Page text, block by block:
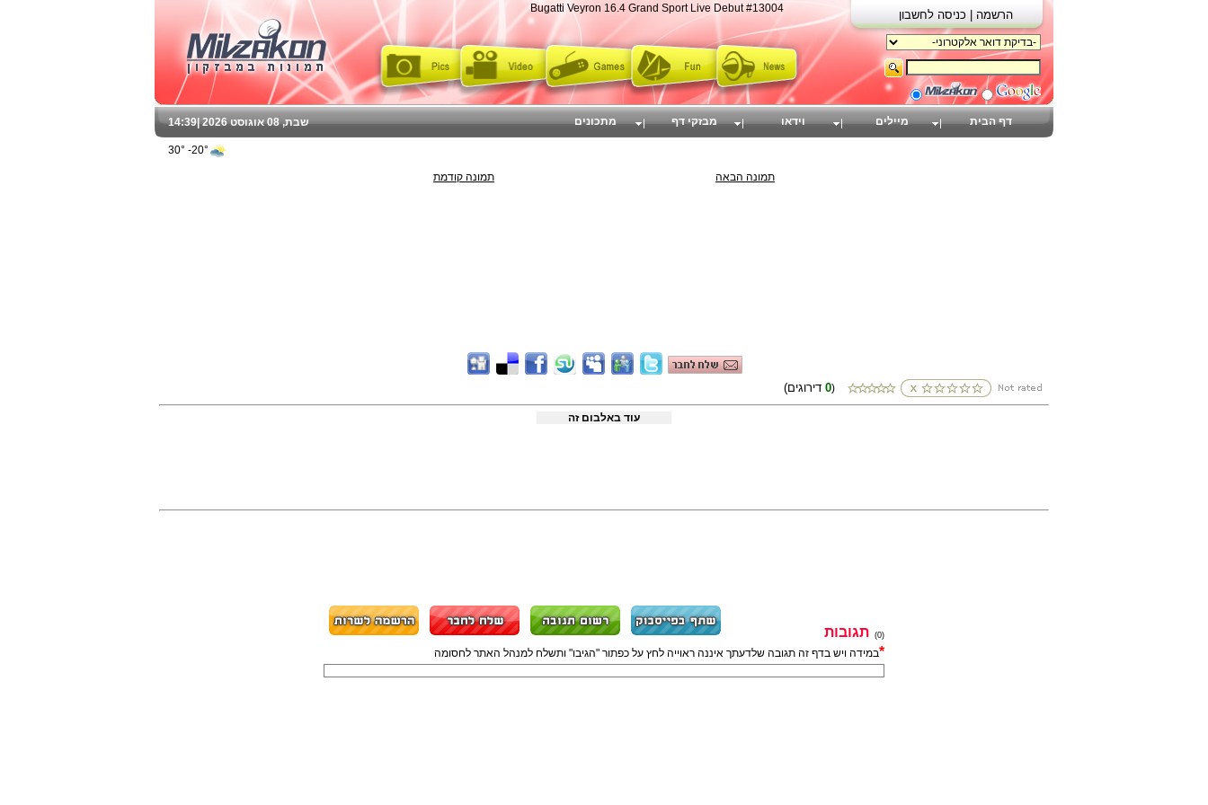
Bugatti Veyron 16.4 Grand Sport Live Debut #13004
תמונה קודמת תמונה הבאה
0)
עוד באלבום זה
(0)
תגובות
*במידה ויש בדף זה תגובה שלדעתך איננה ראוייה לחץ על כפתור "הגיבו" ותשלח למנהל האתר לחסומה
14:39 שבת, 08 אוגוסט 2026 | דף הבית מיילים וידאו מבזקי דף מתכונים
20°- 30°
הרשמה | כניסה לחשבון